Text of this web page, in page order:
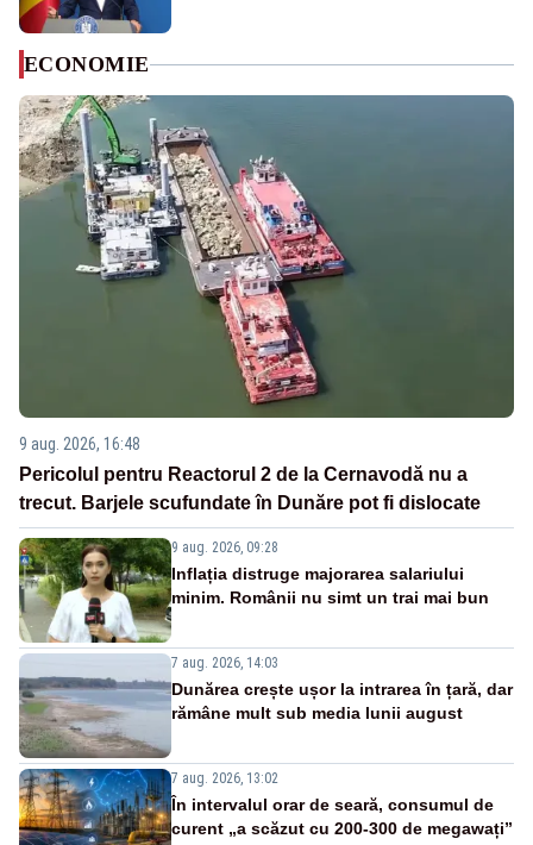
ECONOMIE
9 aug. 2026, 16:48
Pericolul pentru Reactorul 2 de la Cernavodă nu a
trecut. Barjele scufundate în Dunăre pot fi dislocate
9 aug. 2026, 09:28
Inflația distruge majorarea salariului
minim. Românii nu simt un trai mai bun
7 aug. 2026, 14:03
Dunărea crește ușor la intrarea în țară, dar
rămâne mult sub media lunii august
7 aug. 2026, 13:02
În intervalul orar de seară, consumul de
curent „a scăzut cu 200-300 de megawați”